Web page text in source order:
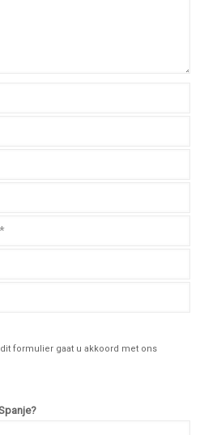
formulier gaat u akkoord met ons